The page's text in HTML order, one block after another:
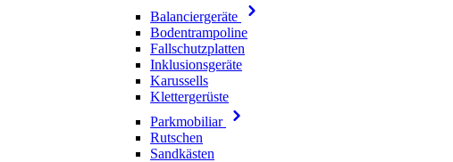
Balanciergeräte
Bodentrampoline
Fallschutzplatten
Inklusionsgeräte
Karussells
Klettergerüste
Parkmobiliar
Rutschen
Sandkästen